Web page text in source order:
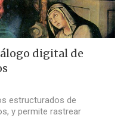
digital de
estructurados de
y permite rastrear